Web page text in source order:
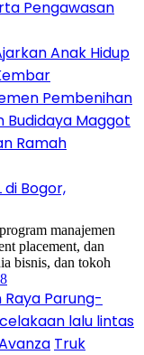
Pengawasan
Anak Hidup
Pembenihan
Budidaya Maggot
Ramah
di Bogor,
manajemen
placement, dan
bisnis, dan tokoh
Raya Parung-
lalu lintas
Truk